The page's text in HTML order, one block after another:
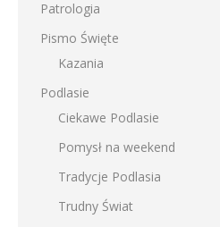
Patrologia
Pismo Święte
Kazania
Podlasie
Ciekawe Podlasie
Pomysł na weekend
Tradycje Podlasia
Trudny Świat